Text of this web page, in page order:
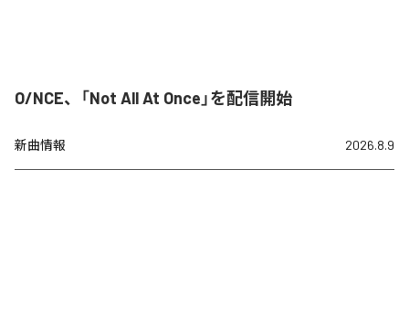
O/NCE、「Not All At Once」を配信開始
新曲情報 2026.8.9